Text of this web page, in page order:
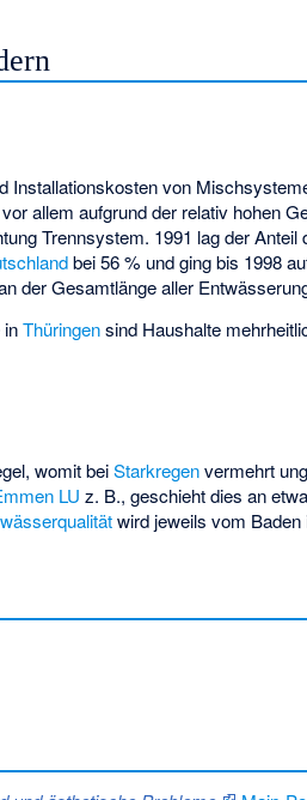
Installationskosten von
allem aufgrund der relativ hohen
Trennsystem. 1991 lag der
bei 56 % und ging bis 1998
der Gesamtlänge aller
inThüringensind Haushalte
womit beiStarkregenvermehrt
LU z. B., geschieht dies an
wird jeweils vom